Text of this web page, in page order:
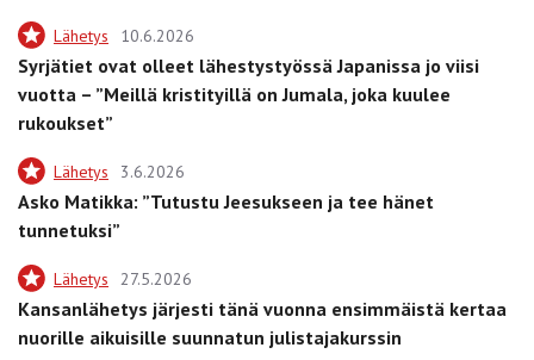
Lähetys 10.6.2026
Syrjätiet ovat olleet lähestystyössä Japanissa jo viisi
vuotta – ”Meillä kristityillä on Jumala, joka kuulee
rukoukset”
Lähetys 3.6.2026
Asko Matikka: ”Tutustu Jeesukseen ja tee hänet
tunnetuksi”
Lähetys 27.5.2026
Kansanlähetys järjesti tänä vuonna ensimmäistä kertaa
nuorille aikuisille suunnatun julistajakurssin